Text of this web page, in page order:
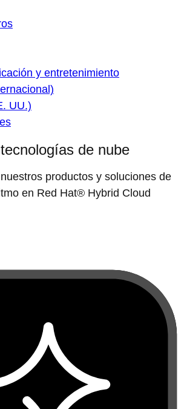
y entretenimiento
UU.)
de nube
productos y soluciones de
en Red Hat® Hybrid Cloud